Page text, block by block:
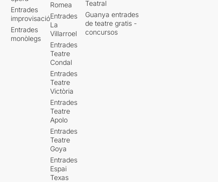
Entrades
improvisació
Entrades
monòlegs
Romea
Entrades
La
Villarroel
Entrades
Teatre
Condal
Entrades
Teatre
Victòria
Entrades
Teatre
Apolo
Entrades
Teatre
Goya
Entrades
Espai
Texas
Teatral
Guanya entrades
de teatre gratis -
concursos